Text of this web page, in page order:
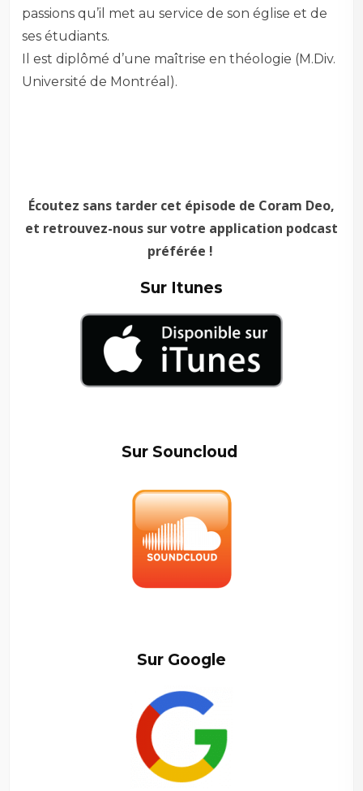
passions qu’il met au service de son église et de
ses étudiants.
Il est diplômé d’une maîtrise en théologie (M.Div.
Université de Montréal).
Écoutez sans tarder cet épisode de Coram Deo,
et retrouvez-nous sur votre application podcast
préférée !
Sur Itunes
Sur Souncloud
Sur Google